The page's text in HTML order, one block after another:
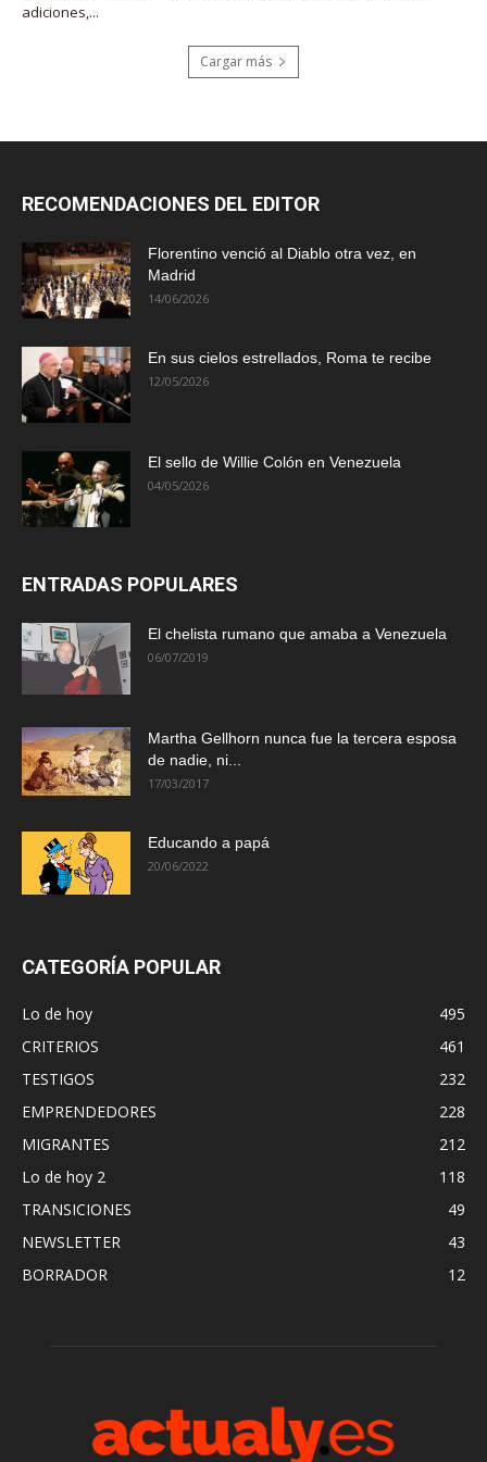
adiciones,...
Cargar más
RECOMENDACIONES DEL EDITOR
Florentino venció al Diablo otra vez, en
Madrid
14/06/2026
En sus cielos estrellados, Roma te recibe
12/05/2026
El sello de Willie Colón en Venezuela
04/05/2026
ENTRADAS POPULARES
El chelista rumano que amaba a Venezuela
06/07/2019
Martha Gellhorn nunca fue la tercera esposa
de nadie, ni...
17/03/2017
Educando a papá
20/06/2022
CATEGORÍA POPULAR
Lo de hoy
495
CRITERIOS
461
TESTIGOS
232
EMPRENDEDORES
228
MIGRANTES
212
Lo de hoy 2
118
TRANSICIONES
49
NEWSLETTER
43
BORRADOR
12